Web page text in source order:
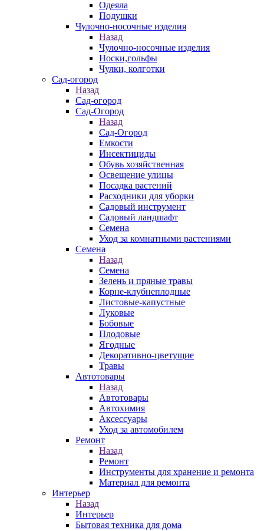
Одеяла
Подушки
Чулочно-носочные изделия
Назад
Чулочно-носочные изделия
Носки,гольфы
Чулки, колготки
Сад-огород
Назад
Сад-огород
Сад-Огород
Назад
Сад-Огород
Емкости
Инсектициды
Обувь хозяйственная
Освещение улицы
Посадка растений
Расходники для уборки
Садовый инструмент
Садовый ландшафт
Семена
Уход за комнатными растениями
Семена
Назад
Семена
Зелень и пряные травы
Корне-клубнеплодные
Листовые-капустные
Луковые
Бобовые
Плодовые
Ягодные
Декоративно-цветущие
Травы
Автотовары
Назад
Автотовары
Автохимия
Аксессуары
Уход за автомобилем
Ремонт
Назад
Ремонт
Инструменты для хранение и ремонта
Материал для ремонта
Интерьер
Назад
Интерьер
Бытовая техника для дома